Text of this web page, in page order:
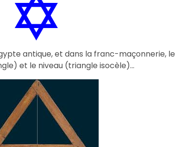
antique, et dans la franc-maçonnerie, le
et le niveau (triangle isocèle)…